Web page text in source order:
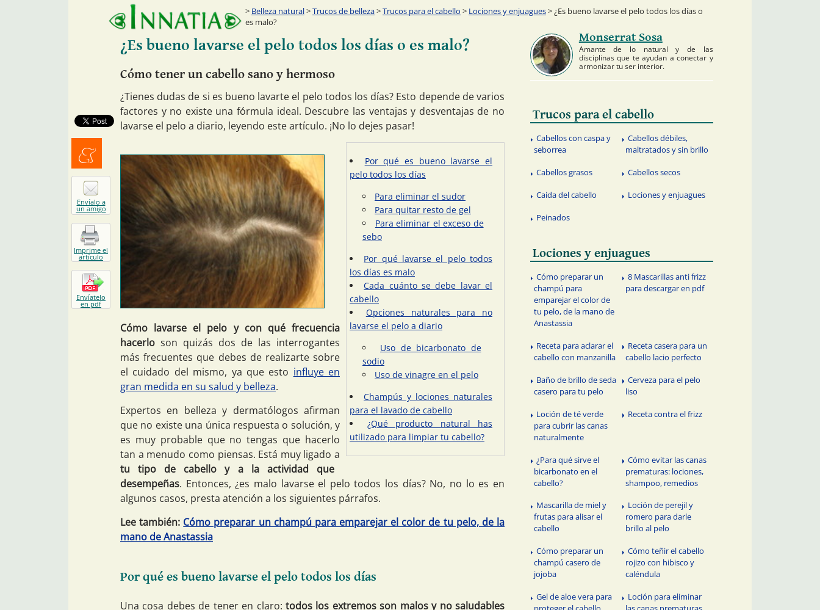
Belleza natural>Trucos de belleza>Trucos para el cabello > Lociones y enjuagues> ¿Es bueno lavarse el pelo todos los días o
es malo?
¿Es bueno lavarse el pelo todos los días o es malo?
Cómo tener un cabello sano y hermoso
¿Tienes dudas de si es bueno lavarte el pelo todos los días? Esto depende de varios
factores y no existe una fórmula ideal. Descubre las ventajas y desventajas de no
lavarse el pelo a diario, leyendo este artículo. ¡No lo dejes pasar!
Por qué es bueno lavarse el
pelo todos los días
Para eliminar el sudor
Para quitar resto de gel
Para eliminar el exceso de
sebo
Por qué lavarse el pelo todos
los días es malo
Cada cuánto se debe lavar el
cabello
Opciones naturales para no
lavarse el pelo a diario
Uso de bicarbonato de
sodio
Uso de vinagre en el pelo
Champús y lociones naturales
para el lavado de cabello
¿Qué producto natural has
utilizado para limpiar tu cabello?
Cómo lavarse el pelo y con qué frecuencia
hacerlo son quizás dos de las interrogantes
más frecuentes que debes de realizarte sobre
el cuidado del mismo, ya que esto influye en
gran medida en su salud y belleza.
Expertos en belleza y dermatólogos afirman
que no existe una única respuesta o solución, y
es muy probable que no tengas que hacerlo
tan a menudo como piensas. Está muy ligado a
tu tipo de cabello y a la actividad que
desempeñas. Entonces, ¿es malo lavarse el pelo todos los días? No, no lo es en
algunos casos, presta atención a los siguientes párrafos.
Lee también: Cómo preparar un champú para emparejar el color de tu pelo, de la
mano de Anastassia
Por qué es bueno lavarse el pelo todos los días
Una cosa debes de tener en claro: todos los extremos son malos y no saludables
Monserrat Sosa
Amante de lo natural y de las
disciplinas que te ayudan a conectar y
armonizar tu ser interior.
Trucos para el cabello
Cabellos con caspa y
seborrea
Cabellos débiles,
maltratados y sin brillo
Cabellos grasos Cabellos secos
Caida del cabello Lociones y enjuagues
Peinados
Lociones y enjuagues
Cómo preparar un
champú para
emparejar el color de
tu pelo, de la mano de
Anastassia
8 Mascarillas anti frizz
para descargar en pdf
Receta para aclarar el
cabello con manzanilla
Receta casera para un
cabello lacio perfecto
Baño de brillo de seda
casero para tu pelo
Cerveza para el pelo
liso
Loción de té verde
para cubrir las canas
naturalmente
Receta contra el frizz
¿Para qué sirve el
bicarbonato en el
cabello?
Cómo evitar las canas
prematuras: lociones,
shampoo, remedios
Mascarilla de miel y
frutas para alisar el
cabello
Loción de perejil y
romero para darle
brillo al pelo
Cómo preparar un
champú casero de
jojoba
Cómo teñir el cabello
rojizo con hibisco y
caléndula
Gel de aloe vera para
Loción para eliminar
Menéalo
Envíalo a
un amigo
Imprime el
artículo
Envíatelo
en pdf